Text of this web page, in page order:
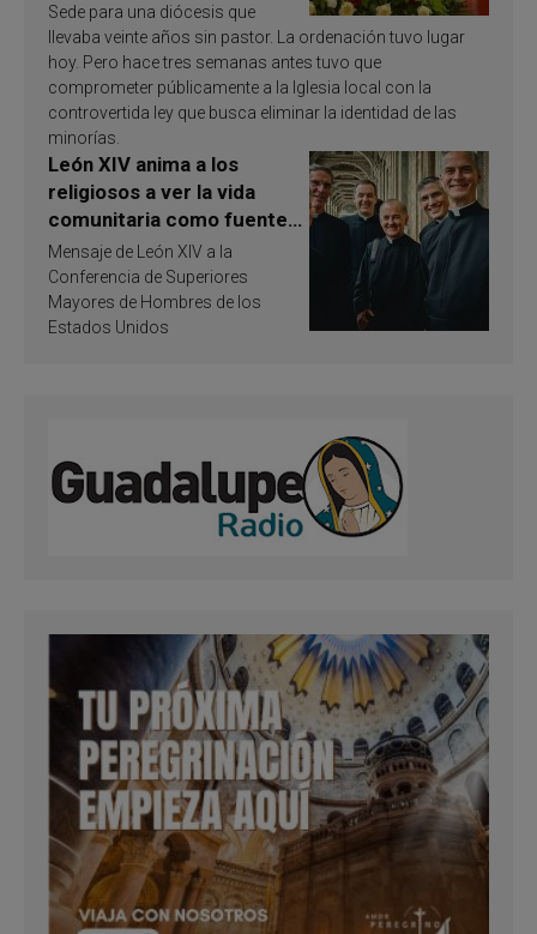
Sede para una diócesis que
llevaba veinte años sin pastor. La ordenación tuvo lugar
hoy. Pero hace tres semanas antes tuvo que
comprometer públicamente a la Iglesia local con la
controvertida ley que busca eliminar la identidad de las
minorías.
León XIV anima a los
religiosos a ver la vida
comunitaria como fuente
de inspiración y
santificación
Mensaje de León XIV a la
Conferencia de Superiores
Mayores de Hombres de los
Estados Unidos